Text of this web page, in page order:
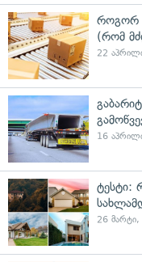
⁠როგორ
(რომ
22
16
ტესტი:
26